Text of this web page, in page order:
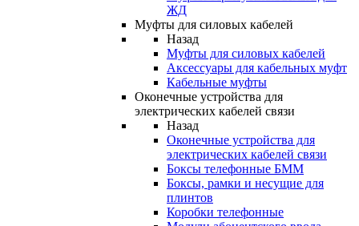
ЖД
Муфты для силовых кабелей
Назад
Муфты для силовых кабелей
Аксессуары для кабельных муфт
Кабельные муфты
Оконечные устройства для
электрических кабелей связи
Назад
Оконечные устройства для
электрических кабелей связи
Боксы телефонные БММ
Боксы, рамки и несущие для
плинтов
Коробки телефонные